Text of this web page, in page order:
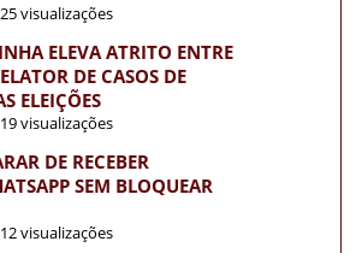
visualizações
ELEVA ATRITO ENTRE
DE CASOS DE
ELEIÇÕES
visualizações
DE RECEBER
SEM BLOQUEAR
visualizações